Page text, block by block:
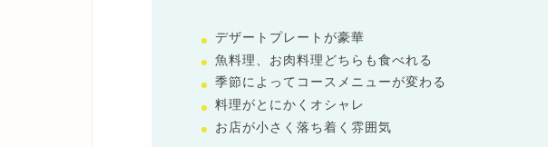
デザートプレートが豪華
魚料理、お肉料理どちらも食べれる
季節によってコースメニューが変わる
料理がとにかくオシャレ
お店が小さく落ち着く雰囲気